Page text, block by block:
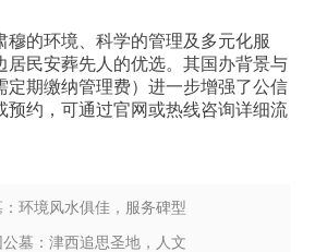
穆的环境、科学的管理及多元化服
居民安葬先人的优选。其国办背景与
定期缴纳管理费）进一步增强了公信
预约，可通过官网或热线咨询详细流
：环境风水俱佳，服务碑型
墓：津西追思圣地，人文